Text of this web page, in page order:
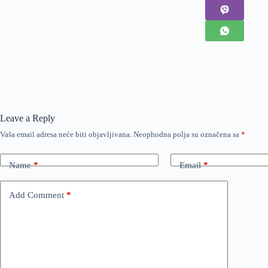
Leave a Reply
Vaša email adresa neće biti objavljivana. Neophodna polja su označena sa *
Name* Email*
Add Comment *